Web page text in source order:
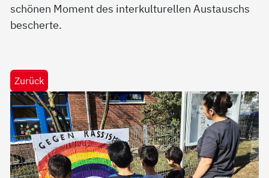
schönen Moment des interkulturellen Austauschs
bescherte.
Zurück